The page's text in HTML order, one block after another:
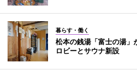
暮らす・働く
松本の銭湯「富士の湯
ロビーとサウナ新設